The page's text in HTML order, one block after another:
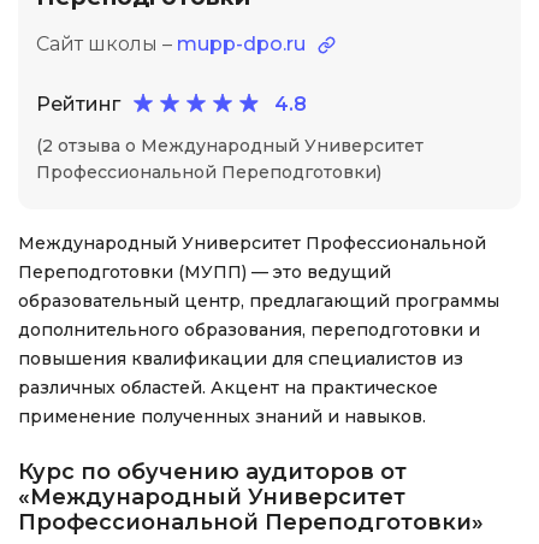
Сайт школы – mupp-dpo.ru
Рейтинг 4.8
(2 отзыва о Международный Университет
Профессиональной Переподготовки)
Международный Университет Профессиональной
Переподготовки (МУПП) — это ведущий
образовательный центр, предлагающий программы
дополнительного образования, переподготовки и
повышения квалификации для специалистов из
различных областей. Акцент на практическое
применение полученных знаний и навыков.
Курс по обучению аудиторов от
«Международный Университет
Профессиональной Переподготовки»